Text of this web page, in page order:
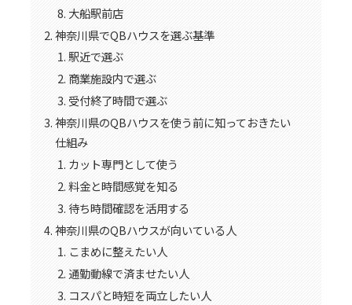
大船駅前店
神奈川県でQBハウスを選ぶ基準
駅近で選ぶ
商業施設内で選ぶ
受付終了時間で選ぶ
神奈川県のQBハウスを使う前に知っておきたい
仕組み
カット専門として使う
料金と時間感覚を知る
待ち時間確認を活用する
神奈川県のQBハウスが向いている人
こまめに整えたい人
通勤動線で済ませたい人
コスパと時短を両立したい人